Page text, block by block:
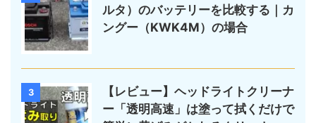
ルタ）のバッテリーを比較する｜カ
ングー（KWK4M）の場合
3
【レビュー】ヘッドライトクリーナ
ー「透明高速」は塗って拭くだけで